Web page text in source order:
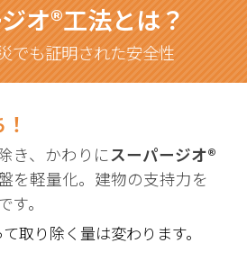
オ®工法とは？
でも証明された安全性
き、かわりにスーパージオ®
を軽量化。建物の支持力を
す。
取り除く量は変わります。